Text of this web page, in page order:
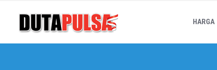
HARGA